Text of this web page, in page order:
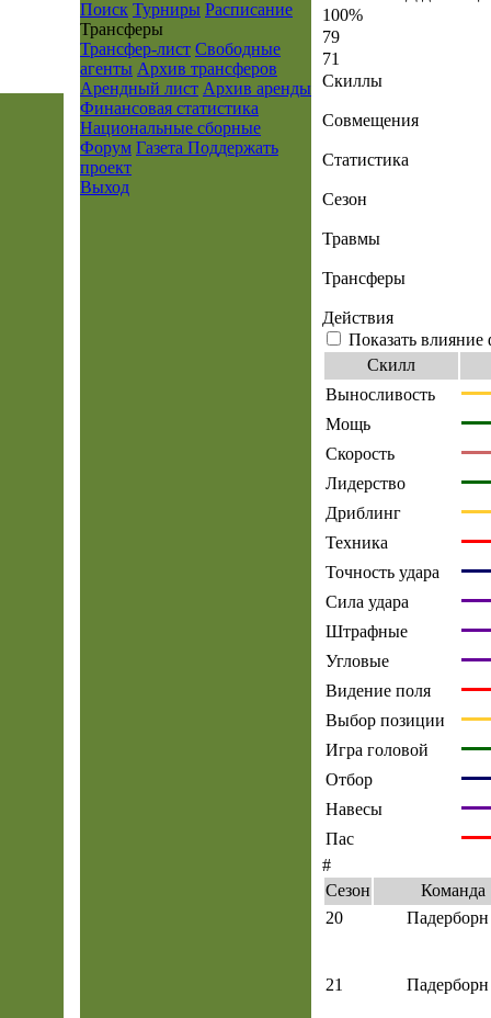
Поиск Турниры Расписание
Транcферы
Трансфер-лист Свободные
агенты Архив трансферов
Арендный лист Архив аренды
Финансовая статистика
Национальные сборные
Форум Газета Поддержать
проект
Выход
100%
79
71
Скиллы
Совмещения
Статистика
Сезон
Травмы
Трансферы
Действия
Показать влияние
Скилл
Выносливость
Мощь
Скорость
Лидерство
Дриблинг
Техника
Точность удара
Сила удара
Штрафные
Угловые
Видение поля
Выбор позиции
Игра головой
Отбор
Навесы
Пас
#
Сезон
Команда
20
21